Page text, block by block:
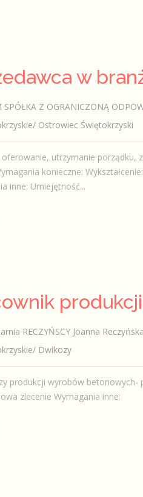
SPÓŁKA Z OGRANICZONĄ
Ostrowiec Świętokrzyski
oferowanie, utrzymanie porządku,
konieczne:
inne: Umiejętność...
RECZYŃSCY Joanna Reczyńska
Dwikozy
produkcji wyrobów betonowych-
zlecenie Wymagania inne: